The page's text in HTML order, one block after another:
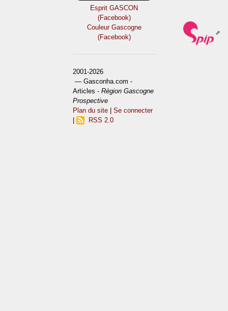
Esprit GASCON
(Facebook)
Couleur Gascogne
(Facebook)
2001-2026
— Gasconha.com -
Articles -Région Gascogne
Prospective
Plan du site |Se connecter
RSS 2.0